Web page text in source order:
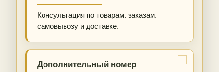
Консультация по товарам, заказам,
самовывозу и доставке.
Дополнительный номер